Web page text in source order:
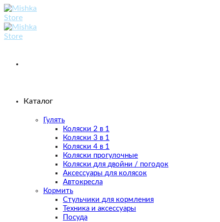
Skip
to
content
Каталог
Гулять
Коляски 2 в 1
Коляски 3 в 1
Коляски 4 в 1
Коляски прогулочные
Коляски для двойни / погодок
Аксессуары для колясок
Автокресла
Кормить
Стульчики для кормления
Техника и аксессуары
Посуда